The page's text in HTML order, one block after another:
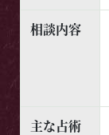
相談内容
主な占術